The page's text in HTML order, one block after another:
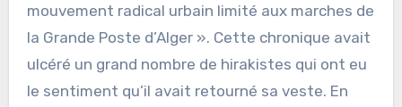
mouvement radical urbain limité aux marches de
la Grande Poste d’Alger ». Cette chronique avait
ulcéré un grand nombre de hirakistes qui ont eu
le sentiment qu’il avait retourné sa veste. En